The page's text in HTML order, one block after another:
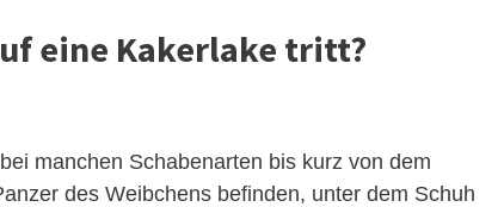
eine Kakerlake tritt?
manchen Schabenarten bis kurz von dem
des Weibchens befinden, unter dem Schuh